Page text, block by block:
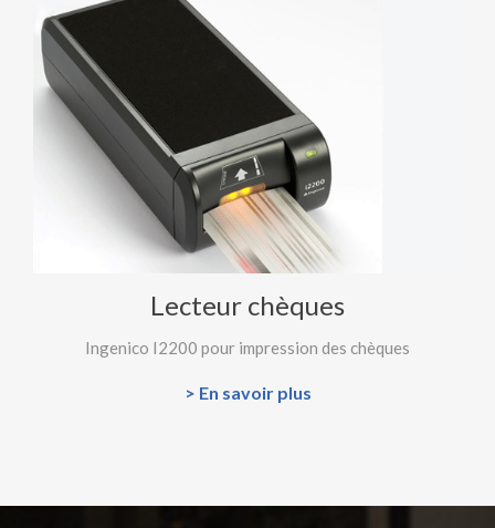
Lecteur chèques
Ingenico I2200 pour impression des chèques
> En savoir plus